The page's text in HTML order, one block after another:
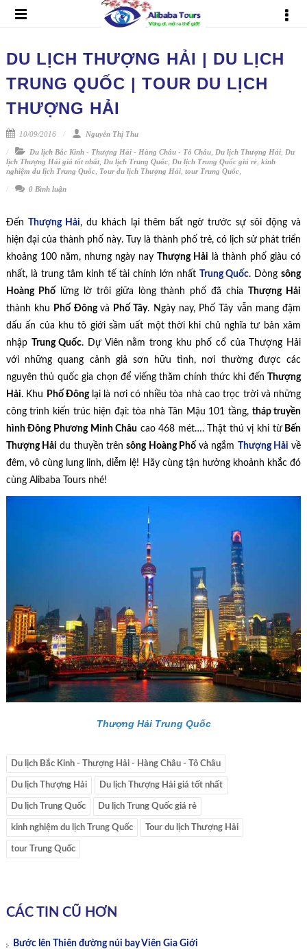
DU LỊCH THƯỢNG HẢI | DU LỊCH
TRUNG QUỐC | TOUR DU LỊCH
THƯỢNG HẢI
10/09/2016 Nguyễn Thị Thu
Du lịch Bắc Kinh - Thượng Hải - Hàng Châu - Tô Châu, Du lịch Thượng Hải, Du
lịch Thượng Hải giá tốt nhất, Du lịch Trung Quốc, Du lịch Trung Quốc giá rẻ, kinh
nghiệm du lịch Trung Quốc, Tour du lịch Thượng Hải, tour Trung Quốc,
0 Bình luận
Đến Thượng Hải, du khách lại thêm bất ngờ trước sự sôi động và
hiện đại của thành phố này. Tuy là thành phố trẻ, có lịch sử phát triển
khoảng 100 năm, nhưng ngày nay
Thượng Hải là thành phố giàu có
nhất, là trung tâm kinh tế tài chính lớn nhất
Trung Quốc. Dòngsông
Hoàng Phốlững lờ trôi giữa lòng thành phố đã chia
Thượng Hải
thành khu
Phố Đông và Phố Tây. Ngày nay, Phố Tây vẫn mang đậm
dấu ấn của khu tô giới sầm uất một thời khi chủ nghĩa tư bản xâm
nhập
Trung Quốc. Dự Viên nằm trong khu phố cổ của Thượng Hải
với những quang cảnh giả sơn hữu tình, nơi thường được các
nguyên thủ quốc gia chọn để viếng thăm chính thức khi đến
Thượng
Hải. Khu Phố Đônglại là nơi có nhiều tòa nhà cao trọc trời và những
công trình kiến trúc hiện đại: tòa nhà Tân Mậu 101 tầng, tháp truyền
hình Đông Phương Minh Châu cao 468 mét…. Thật thú vị khi từBến
Thượng Hải du thuyền trênsông Hoàng Phốvà ngắm Thượng Hải về
đêm, vô cùng lung linh, diễm lệ! Hãy cùng tận hưởng khoảnh khắc đó
cùng Alibaba Tours nhé!
Thượng Hải Trung Quốc
Du lịch Bắc Kinh - Thượng Hải - Hàng Châu - Tô Châu
Du lịch Thượng Hải Du lịch Thượng Hải giá tốt nhất
Du lịch Trung Quốc Du lịch Trung Quốc giá rẻ
kinh nghiệm du lịch Trung Quốc Tour du lịch Thượng Hải
tour Trung Quốc
CÁC TIN CŨ HƠN
Bước lên Thiên đường núi bay Viên Gia Giới